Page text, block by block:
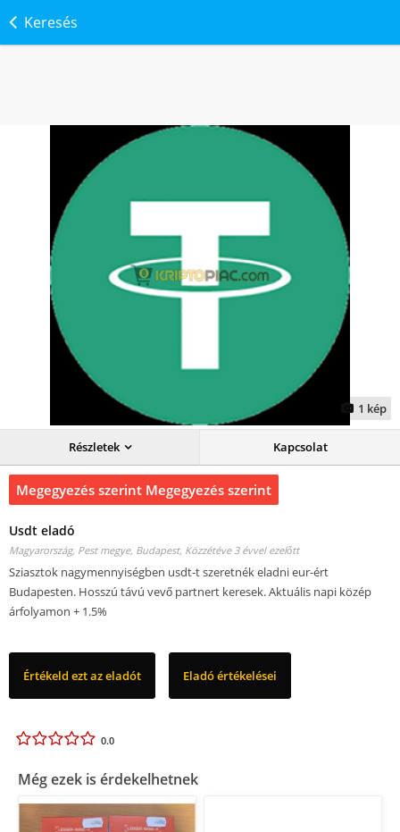
Keresés
1 kép
Részletek Kapcsolat
Megegyezés szerint Megegyezés szerint
Usdt eladó
Magyarország, Pest megye, Budapest, Közzétéve 3 évvel ezelőtt
Sziasztok nagymennyiségben usdt-t szeretnék eladni eur-ért
Budapesten. Hosszú távú vevő partnert keresek. Aktuális napi közép
árfolyamon + 1.5%
Értékeld ezt az eladót Eladó értékelései
0.0
Még ezek is érdekelhetnek